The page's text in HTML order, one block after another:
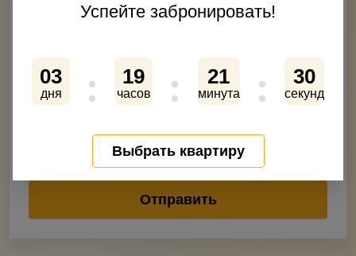
ФАЙЛ
Нажимая кнопку «Отправить» вы подтверждаете своё
согласие на
обработку персональных данных
Успейте забронировать!
03
дня
19
часов
21
минута
30
секунд
Выбрать квартиру